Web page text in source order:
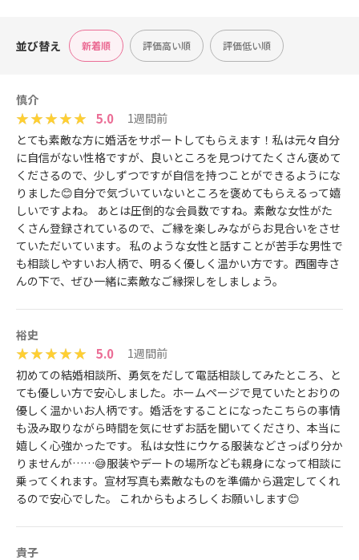
並び替え 新着順 評価高い順 評価低い順
慎介
5.0
1週間前
とても素敵な方に婚活をサポートしてもらえます！私は元々自分
に自信がない性格ですが、良いところを見つけてたくさん褒めて
くださるので、少しずつですが自信を持つことができるようにな
りました😊自分で気づいていないところを褒めてもらえるって嬉
しいですよね。 あとは圧倒的な会員数ですね。素敵な女性がた
くさん登録されているので、ご縁を楽しみながらお見合いをさせ
ていただいています。 私のような女性と話すことが苦手な男性で
も相談しやすいお人柄で、明るく優しく温かい方です。西園寺さ
んの下で、ぜひ一緒に素敵なご縁探しをしましょう。
裕史
5.0
1週間前
初めての結婚相談所、勇気をだして電話相談してみたところ、と
ても優しい方で安心しました。ホームページで見ていたとおりの
優しく温かいお人柄です。婚活をすることになったこちらの事情
も汲み取りながら時間を気にせずお話を聞いてくださり、本当に
嬉しく心強かったです。 私は女性にウケる服装などさっぱり分か
りませんが……😅服装やデートの場所なども親身になって相談に
乗ってくれます。宣材写真も素敵なものを準備から選定してくれ
るので安心でした。 これからもよろしくお願いします😊
貴子